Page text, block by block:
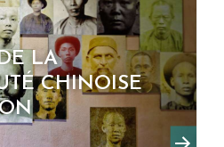
LA
CHINOISE